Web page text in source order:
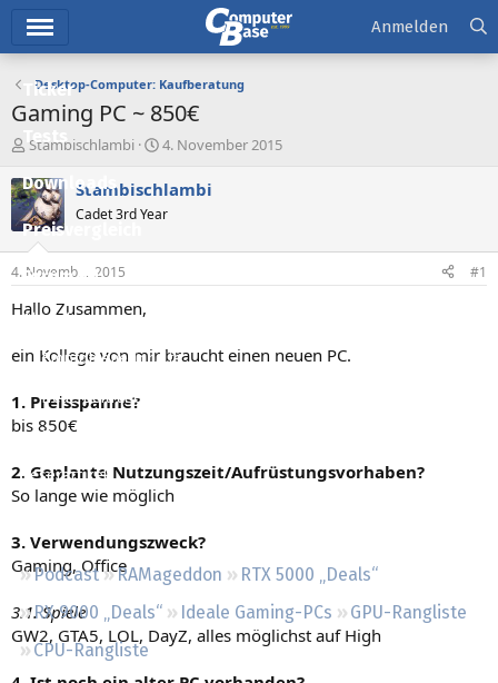
Ticker
Tests
Downloads
Preisvergleich
Forum
Aktuelles
Empfohlene Inhalte
Neue Beiträge
Neueste Aktivitäten
Leserartikel
Podcast RAMageddon
RTX 5000 „Deals“
RX 9000 „Deals“
Ideale Gaming-PCs
GPU-Rangliste
CPU-Rangliste
Anmelden
Desktop-Computer: Kaufberatung
Gaming PC ~ 850€
E
s
t
e
l
e
r
Stambischlambi
E
s
e
t
4. November 2015
Stambischlambi
Cadet 3rd Year
4. November 2015 #1
Hallo Zusammen,
ein Kollege von mir braucht einen neuen PC.
1. Preisspanne?
bis 850€
2. Geplante Nutzungszeit/Aufrüstungsvorhaben?
So lange wie möglich
3. Verwendungszweck?
Gaming, Office
3.1. Spiele
GW2, GTA5, LOL, DayZ, alles möglichst auf High